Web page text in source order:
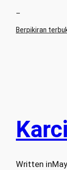
–
Berpikiran
Written in